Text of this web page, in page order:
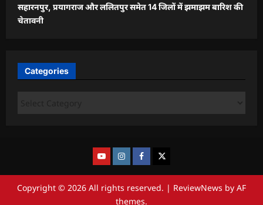
सहारनपुर, प्रयागराज और ललितपुर समेत 14 जिलों में झमाझम बारिश की
चेतावनी
Categories
Copyright © 2026 All rights reserved. | ReviewNews by AF
themes.